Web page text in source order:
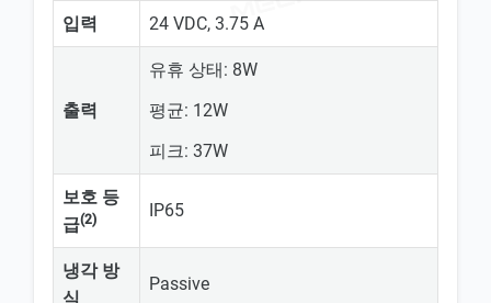
입력 24 VDC, 3.75 A
출력
유휴 상태: 8W
평균: 12W
피크: 37W
보호 등
급(2) IP65
냉각 방
식
Passive